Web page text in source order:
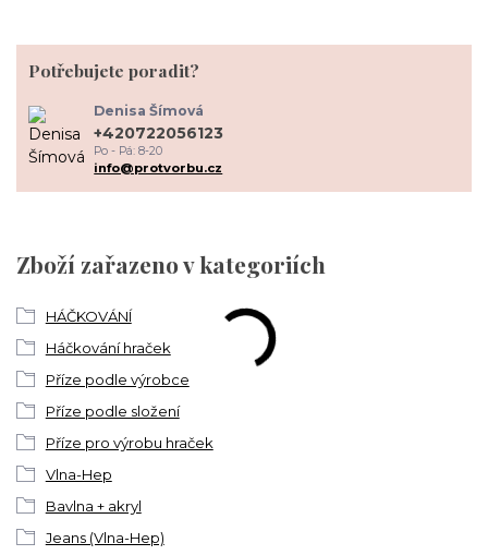
Zboží zařazeno v kategoriích
HÁČKOVÁNÍ
Háčkování hraček
Příze podle výrobce
Příze podle složení
Příze pro výrobu hraček
Vlna-Hep
Bavlna + akryl
Jeans (Vlna-Hep)
Potřebujete poradit?
Denisa Šímová
+420722056123
Po - Pá: 8-20
info@protvorbu.cz